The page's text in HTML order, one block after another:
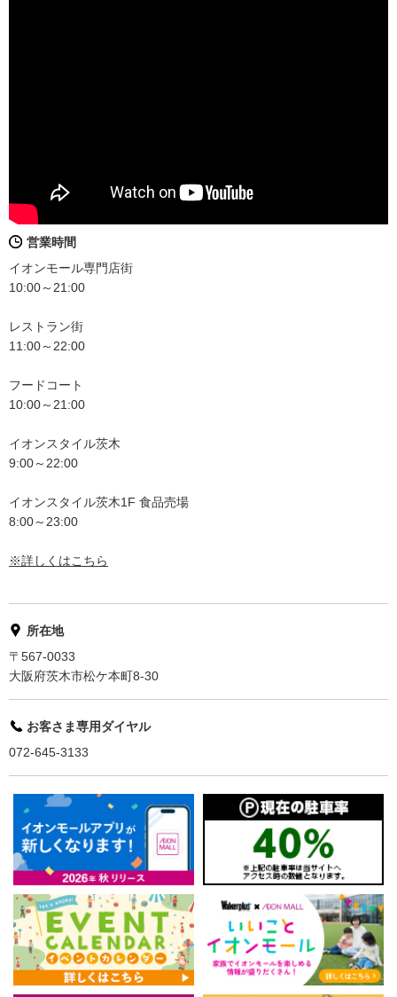
営業時間
イオンモール専門店街
10:00～21:00
レストラン街
11:00～22:00
フードコート
10:00～21:00
イオンスタイル茨木
9:00～22:00
イオンスタイル茨木1F 食品売場
8:00～23:00
※詳しくはこちら
所在地
〒567-0033
大阪府茨木市松ケ本町8-30
お客さま専用ダイヤル
072-645-3133